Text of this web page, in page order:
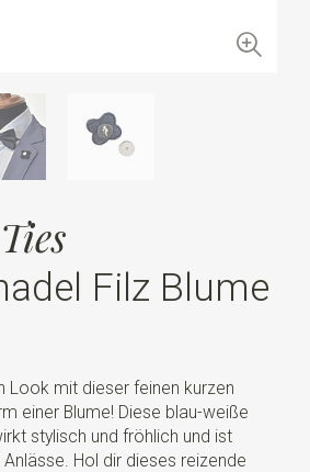
Filz Blume
Look mit dieser feinen kurzen
einer Blume! Diese blau-weiße
stylisch und fröhlich und ist
Hol dir dieses reizende